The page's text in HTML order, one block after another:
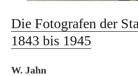
Die Fotografen der
1843 bis 1945
W. Jahn